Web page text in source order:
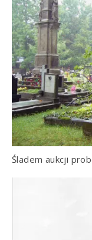
Śladem aukcji